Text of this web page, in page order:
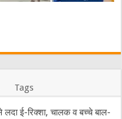
Tags
ई-रिक्शा, चालक व बच्चे बाल-